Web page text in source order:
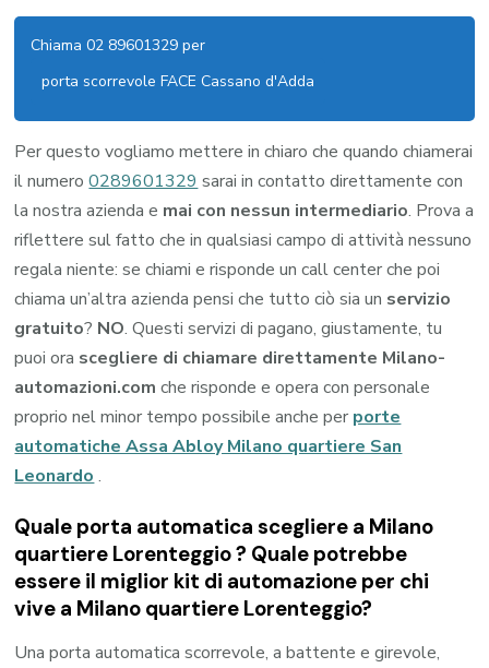
Chiama 02 89601329 per
porta scorrevole FACE Cassano d'Adda
Per questo vogliamo mettere in chiaro che quando chiamerai
il numero0289601329sarai in contatto direttamente con
la nostra azienda e mai con nessun intermediario. Prova a
riflettere sul fatto che in qualsiasi campo di attività nessuno
regala niente: se chiami e risponde un call center che poi
chiama un’altra azienda pensi che tutto ciò sia un servizio
gratuito? NO. Questi servizi di pagano, giustamente, tu
puoi ora scegliere di chiamare direttamente Milano-
automazioni.com che risponde e opera con personale
proprio nel minor tempo possibile anche per porte
automatiche Assa Abloy Milano quartiere San
Leonardo.
Quale porta automatica scegliere a Milano
quartiere Lorenteggio ? Quale potrebbe
essere il miglior kit di automazione per chi
vive a Milano quartiere Lorenteggio?
Una porta automatica scorrevole, a battente e girevole,